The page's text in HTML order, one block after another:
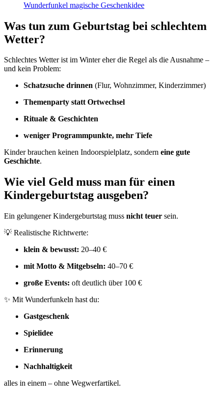
Wunderfunkel magische Geschenkidee
Was tun zum Geburtstag bei schlechtem
Wetter?
Schlechtes Wetter ist im Winter eher die Regel als die Ausnahme –
und kein Problem:
Schatzsuche drinnen (Flur, Wohnzimmer, Kinderzimmer)
Themenparty statt Ortwechsel
Rituale & Geschichten
weniger Programmpunkte, mehr Tiefe
Kinder brauchen keinen Indoorspielplatz, sondern eine gute
Geschichte.
Wie viel Geld muss man für einen
Kindergeburtstag ausgeben?
Ein gelungener Kindergeburtstag muss nicht teuer sein.
💡 Realistische Richtwerte:
klein & bewusst: 20–40 €
mit Motto & Mitgebseln: 40–70 €
große Events: oft deutlich über 100 €
✨ Mit Wunderfunkeln hast du:
Gastgeschenk
Spielidee
Erinnerung
Nachhaltigkeit
alles in einem – ohne Wegwerfartikel.